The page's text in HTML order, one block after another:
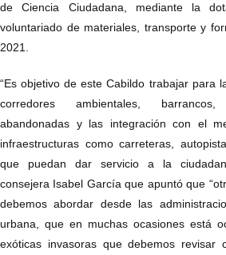
de Ciencia Ciudadana, mediante la
voluntariado de materiales, transporte y
2021.
“Es objetivo de este Cabildo trabajar para
corredores ambientales,
abandonadas y las integración con el
infraestructuras como carreteras,
que puedan dar servicio a la
consejera Isabel García que apuntó que
debemos abordar desde las
urbana, que en muchas ocasiones está
exóticas invasoras que debemos revisar